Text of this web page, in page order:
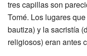
tres capillas son
Tomé. Los lugares
bautiza) y la sacristía
religiosos) eran antes